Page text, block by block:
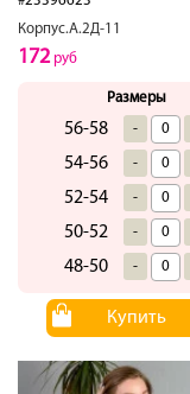
Корпус.А.2Д-11
172руб
Размеры
56-58 -
54-56 -
52-54 -
50-52 -
48-50 -
Купить